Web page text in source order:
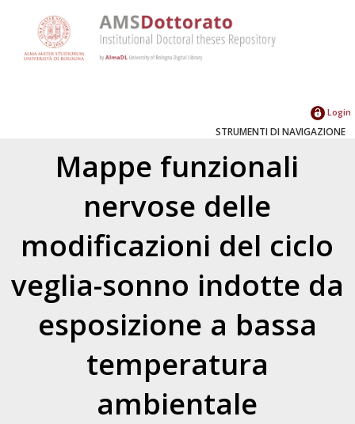
Login
STRUMENTI DI NAVIGAZIONE
Mappe funzionali
nervose delle
modificazioni del ciclo
veglia-sonno indotte da
esposizione a bassa
temperatura
ambientale